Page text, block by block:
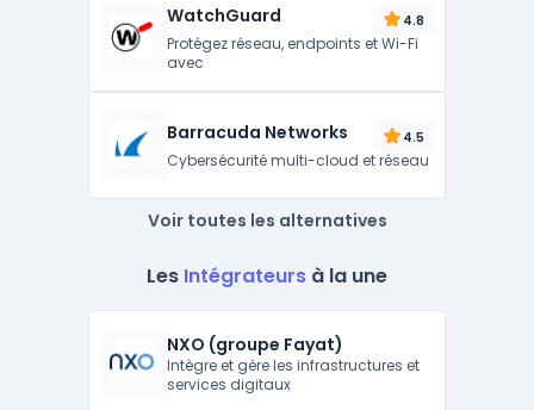
WatchGuard 4.8
Protégez réseau, endpoints et Wi-Fi
avec
Barracuda Networks 4.5
Cybersécurité multi-cloud et réseau
Voir toutes les alternatives
Les Intégrateurs à la une
NXO (groupe Fayat)
Intègre et gère les infrastructures et
services digitaux